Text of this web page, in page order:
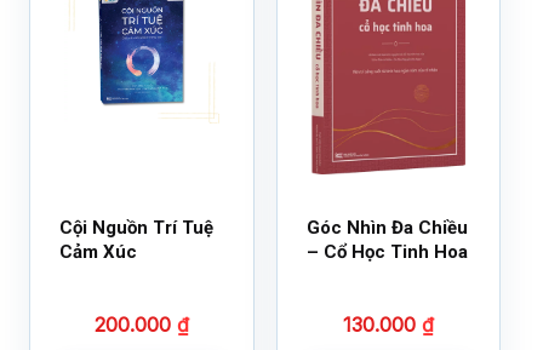
Cội Nguồn Trí Tuệ
Cảm Xúc
200.000 ₫
Góc Nhìn Đa Chiều
– Cổ Học Tinh Hoa
130.000 ₫